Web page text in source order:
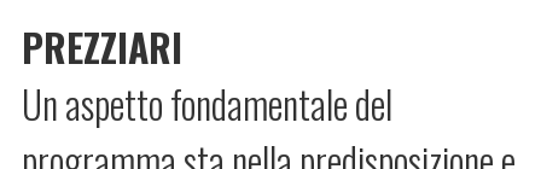
PREZZIARI
Un aspetto fondamentale del